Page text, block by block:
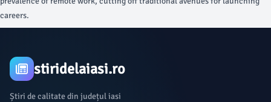
careers.
stiridelaiasi.ro
Știri de calitate din județul iasi